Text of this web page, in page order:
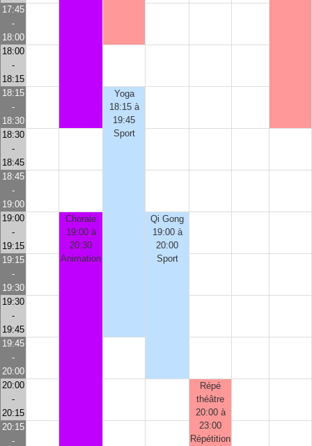
17:45
-
18:00
18:00
-
18:15
18:15
-
18:30
Yoga
18:15 à
19:45
Sport
18:30
-
18:45
18:45
-
19:00
19:00
-
19:15
Chorale
19:00 à
20:30
Animation
Qi Gong
19:00 à
20:00
Sport
19:15
-
19:30
19:30
-
19:45
19:45
-
20:00
20:00
-
20:15
Répé
théâtre
20:00 à
23:00
Répétition
20:15
-